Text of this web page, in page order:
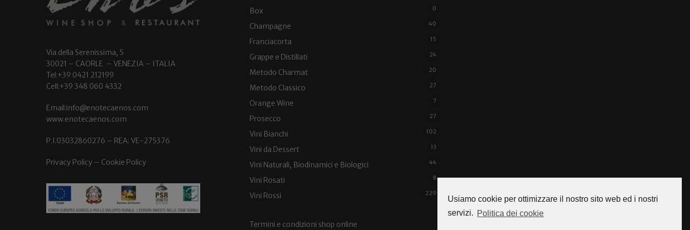
Via della Serenissima, 5
30021 – CAORLE – VENEZIA – ITALIA
Tel:+39 0421 212199
Cell:+39 348 060 4332
Email:info@enotecaenos.com
www.enotecaenos.com
P.I.03032860276 – REA: VE-275376
Privacy Policy – Cookie Policy
Box 0
Champagne 40
Franciacorta 15
Grappe e Distillati 24
Metodo Charmat 20
Metodo Classico 27
Orange Wine 7
Prosecco 27
Vini Bianchi 102
Vini da Dessert 13
Vini Naturali, Biodinamici e Biologici 44
Vini Rosati 8
Vini Rossi 229
Termini e condizioni shop online
Usiamo cookie per ottimizzare il nostro sito web ed i nostri
servizi. Politica dei cookie